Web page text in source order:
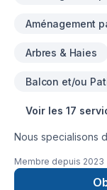
Aménagement
Arbres & Haies
Balcon et/ou
Voir les 17
Nous specialisons
est pave uni est
Membre depuis 2023